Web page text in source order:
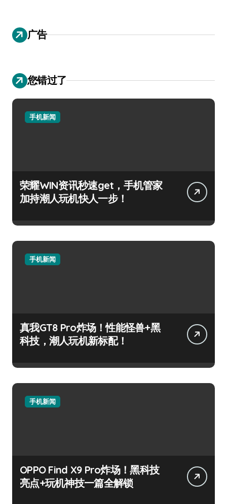
广告
您错过了
手机新闻
荣耀WIN资讯秒速get，手机管家
加持潮人玩机快人一步！
手机新闻
真我GT8 Pro炸场！性能怪兽+黑
科技，潮人玩机新标配！
手机新闻
OPPO Find X9 Pro炸场！黑科技
亮点+玩机神技一篇全解锁